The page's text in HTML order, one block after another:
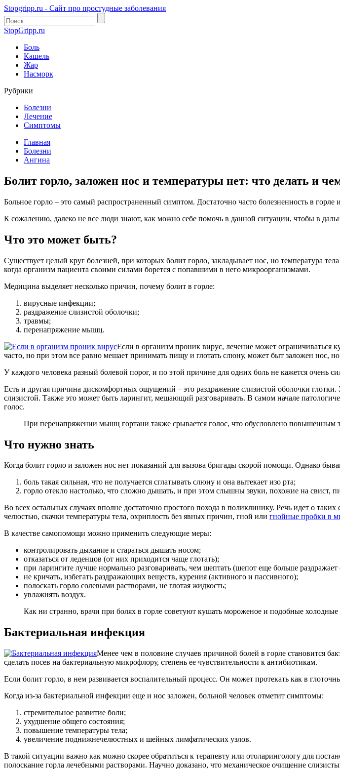
Stopgripp.ru - Cайт про простудные заболевания
StopGripp.ru
Боль
Кашель
Жар
Насморк
Рубрики
Болезни
Лечение
Симптомы
Главная
Болезни
Ангина
Болит горло, заложен нос и температуры нет: что делать и
Больное горло – это самый распространенный симптом. Достаточно часто болезненность в
К сожалению, далеко не все люди знают, как можно себе помочь в данной ситуации, чтобы в
Что это может быть?
Существует целый круг болезней, при которых болит горло, закладывает нос, но температура
когда организм пациента своими силами борется с попавшими в него микроорганизмами.
Медицина выделяет несколько причин, почему болит в горле:
вирусные инфекции;
раздражение слизистой оболочки;
травмы;
перенапряжение мышц.
Если в организм проник вирус, лечение может ограничиваться
часто, но при этом все равно мешает принимать пищу и глотать слюну, может быт заложен нос,
У каждого человека разный болевой порог, и по этой причине для одних боль не кажется очень
Есть и другая причина дискомфортных ощущений – это раздражение слизистой оболочки
слизистой. Также это может быть ларингит, мешающий разговаривать. В самом начале
голос.
При перенапряжении мышц гортани также срывается голос, что обусловлено повышенным
Что нужно знать
Когда болит горло и заложен нос нет показаний для вызова бригады скорой помощи. Однако
боль такая сильная, что не получается сглатывать слюну и она вытекает изо рта;
горло отекло настолько, что сложно дышать, и при этом слышны звуки, похожие на свист,
Во всех остальных случаях вполне достаточно простого похода в поликлинику. Речь идет о
челюстью, скачки температуры тела, охриплость без явных причин, гной или гнойные пробки в
В качестве самопомощи можно применить следующие меры:
контролировать дыхание и стараться дышать носом;
отказаться от леденцов (от них приходится чаще глотать);
при ларингите лучше нормально разговаривать, чем шептать (шепот еще больше раздражает
не кричать, избегать раздражающих веществ, курения (активного и пассивного);
полоскать горло солевыми растворами, не глотая жидкость;
увлажнять воздух.
Как ни странно, врачи при болях в горле советуют кушать мороженое и подобные
Бактериальная инфекция
Менее чем в половине случаев причиной болей в горле становится
сделать посев на бактериальную микрофлору, степень ее чувствительности к антибиотикам.
Если болит горло, в нем развивается воспалительный процесс. Он может протекать как в
Когда из-за бактериальной инфекции еще и нос заложен, больной человек отметит симптомы:
стремительное развитие боли;
ухудшение общего состояния;
повышение температуры тела;
увеличение поднижнечелюстных и шейных лимфатических узлов.
В такой ситуации важно как можно скорее обратиться к терапевту или отоларингологу для
полоскание горла лечебными растворами. Научно доказано, что механическое очищение